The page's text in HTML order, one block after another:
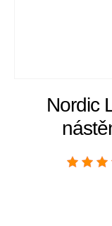
Nordic